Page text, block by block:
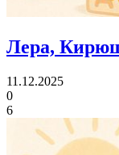
Лера,
11.12.2025
0
6